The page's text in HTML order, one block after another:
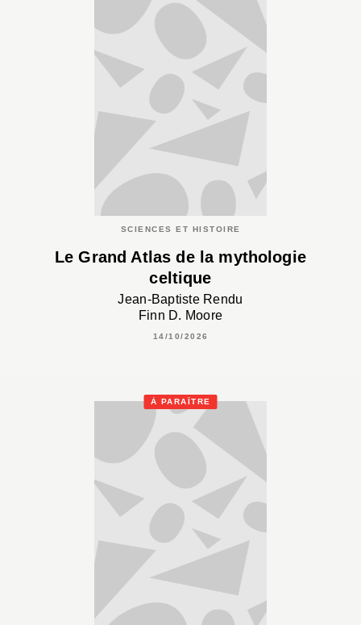
SCIENCES ET HISTOIRE
Le Grand Atlas de la mythologie
celtique
Jean-Baptiste Rendu
Finn D. Moore
14/10/2026
À PARAÎTRE